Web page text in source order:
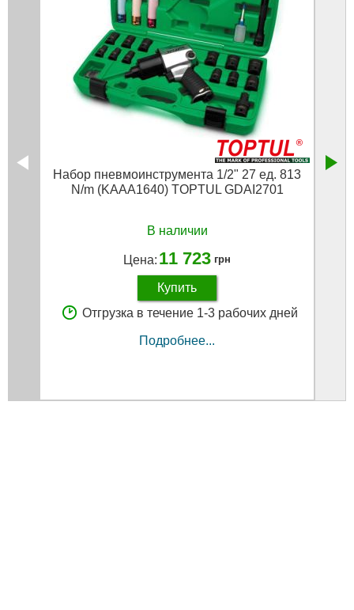
Набор пневмоинструмента 1/2" 27 ед. 813
N/m (KAAA1640) TOPTUL GDAI2701
В наличии
Цена: 11 723 грн
Купить
Отгрузка в течение 1-3 рабочих дней
Подробнее...